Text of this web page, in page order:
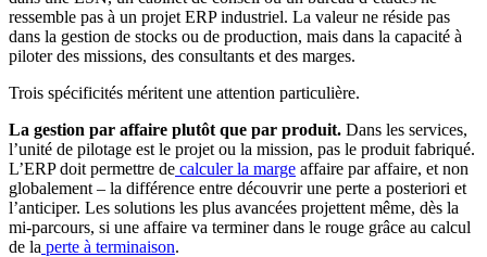
ressemble pas à un projet ERP industriel. La valeur ne réside pas
dans la gestion de stocks ou de production, mais dans la capacité à
piloter des missions, des consultants et des marges.
Trois spécificités méritent une attention particulière.
La gestion par affaire plutôt que par produit. Dans les services,
l’unité de pilotage est le projet ou la mission, pas le produit fabriqué.
L’ERP doit permettre de calculer la marge affaire par affaire, et non
globalement – la différence entre découvrir une perte a posteriori et
l’anticiper. Les solutions les plus avancées projettent même, dès la
mi-parcours, si une affaire va terminer dans le rouge grâce au calcul
de la perte à terminaison.